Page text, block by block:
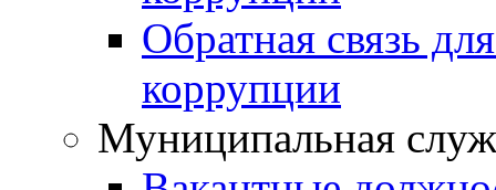
Обратная связь
коррупции
Муниципальная